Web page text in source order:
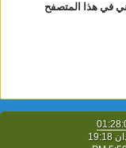
في هذا المتصفح